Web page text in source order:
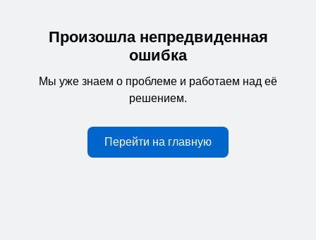
Произошла непредвиденная
ошибка
Мы уже знаем о проблеме и работаем над её
решением.
Перейти на главную